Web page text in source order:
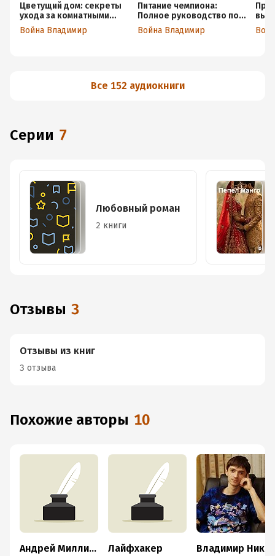
Цветущий дом: секреты
ухода за комнатными
растениями
Война Владимир
Питание чемпиона:
Полное руководство по
спортивному питанию
для бодибилдеров
Война Владимир
от
Все 152 аудиокниги
Серии 7
Любовный роман
2 книги
Отзывы 3
Отзывы из книг
3 отзыва
Похожие авторы 10
Андрей Миллиардов Лайфхакер